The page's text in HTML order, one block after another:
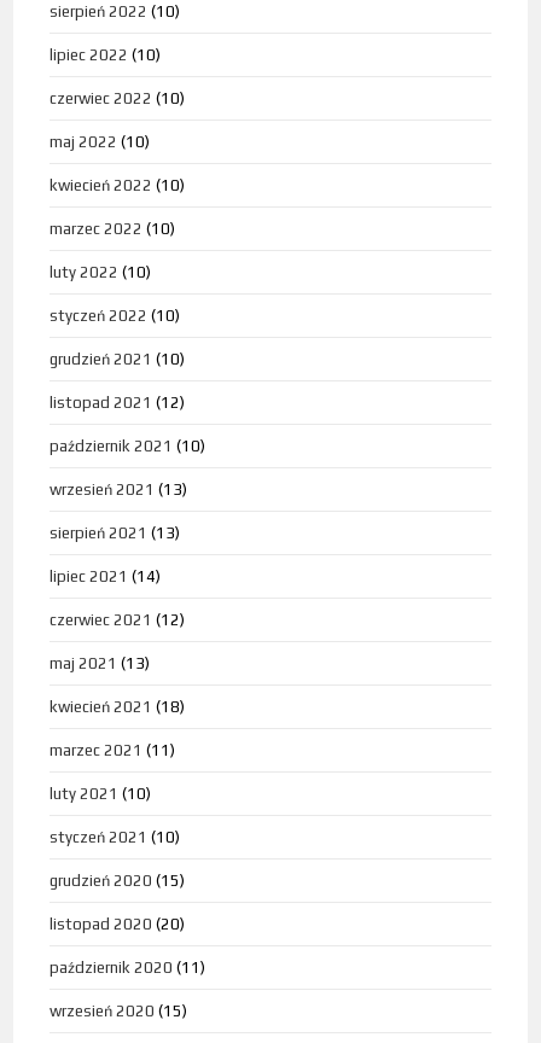
sierpień 2022 (10)
lipiec 2022 (10)
czerwiec 2022 (10)
maj 2022 (10)
kwiecień 2022 (10)
marzec 2022 (10)
luty 2022 (10)
styczeń 2022 (10)
grudzień 2021 (10)
listopad 2021 (12)
październik 2021 (10)
wrzesień 2021 (13)
sierpień 2021 (13)
lipiec 2021 (14)
czerwiec 2021 (12)
maj 2021 (13)
kwiecień 2021 (18)
marzec 2021 (11)
luty 2021 (10)
styczeń 2021 (10)
grudzień 2020 (15)
listopad 2020 (20)
październik 2020 (11)
wrzesień 2020 (15)